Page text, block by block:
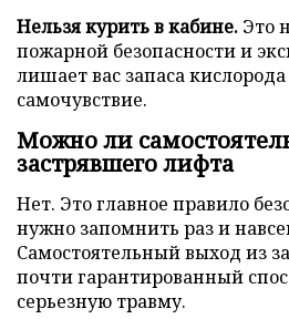
Нельзя курить в кабине. Это
пожарной безопасности и
лишает вас запаса
самочувствие.
Можно ли
застрявшего лифта
Нет. Это главное правило
нужно запомнить раз и
Самостоятельный выход из
почти гарантированный
серьезную травму.